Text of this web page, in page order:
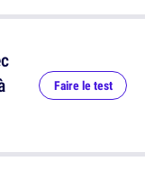
Faire le test